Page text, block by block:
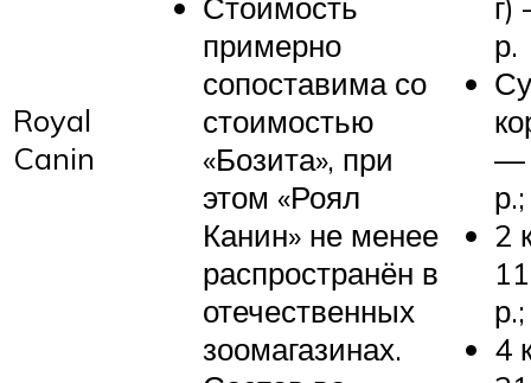
Royal
Canin
примерно
сопоставима со
стоимостью
«Бозита», при
этом «Роял
Канин» не менее
распространён в
отечественных
зоомагазинах.
р.
—
р.;
2
р.;
4